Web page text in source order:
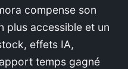
compense son
plus accessible et un
effets IA,
temps gagné